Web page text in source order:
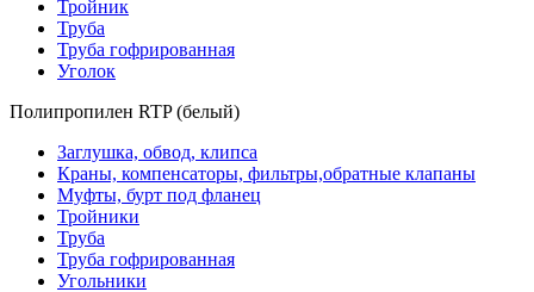
Тройник
Труба
Труба гофрированная
Уголок
Полипропилен RTP (белый)
Заглушка, обвод, клипса
Краны, компенсаторы, фильтры,обратные клапаны
Муфты, бурт под фланец
Тройники
Труба
Труба гофрированная
Угольники